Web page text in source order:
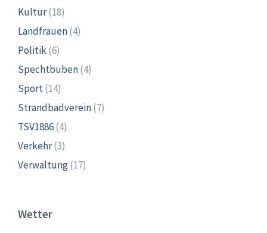
Kultur(18)
Landfrauen(4)
Politik(6)
Spechtbuben(4)
Sport(14)
Strandbadverein(7)
TSV1886(4)
Verkehr(3)
Verwaltung(17)
Wetter